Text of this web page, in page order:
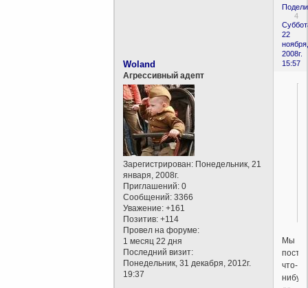
4
22
ноября,
2008г.
15:57
Woland
Агрессивный адепт
Зарегистрирован: Понедельник, 21
января, 2008г.
Приглашений: 0
Сообщений: 3366
Уважение: +161
Позитив: +114
Провел на форуме:
1 месяц 22 дня
Последний визит:
Понедельник, 31 декабря, 2012г.
19:37
Мы
что-